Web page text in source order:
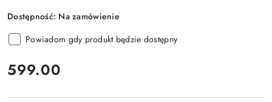
Dostępność: Na zamówienie
Powiadom gdy produkt będzie dostępny
cena:
599.00